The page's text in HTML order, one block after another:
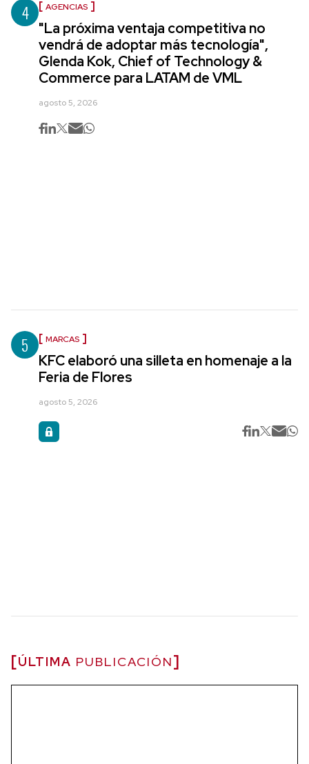
4 AGENCIAS
"La próxima ventaja competitiva no
vendrá de adoptar más tecnología",
Glenda Kok, Chief of Technology &
Commerce para LATAM de VML
agosto 5, 2026
5 MARCAS
KFC elaboró una silleta en homenaje a la
Feria de Flores
agosto 5, 2026
ÚLTIMA PUBLICACIÓN